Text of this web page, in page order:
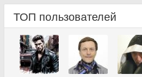
ТОП пользователей